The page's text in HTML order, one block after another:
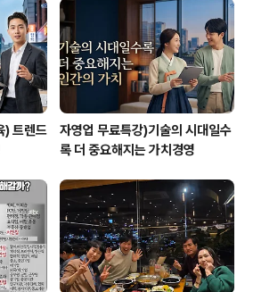
) 트렌드
자영업 무료특강)기술의 시대일수
록 더 중요해지는 가치경영